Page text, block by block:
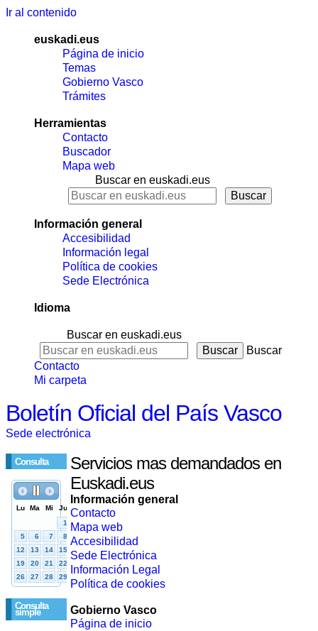
Ir al contenido
euskadi.eus
Página de inicio
Temas
Gobierno Vasco
Trámites
Herramientas
Contacto
Buscador
Mapa web
Buscar en euskadi.eus
Información general
Accesibilidad
Información legal
Política de cookies
Sede Electrónica
Idioma
Buscar en euskadi.eus
Buscar
Contacto
Mi carpeta
Boletín Oficial del País Vasco
Sede electrónica
Consulta
Consulta
simple
Servicios mas demandados en
Euskadi.eus
Información general
Contacto
Mapa web
Accesibilidad
Sede Electrónica
Información Legal
Política de cookies
Gobierno Vasco
Página de inicio